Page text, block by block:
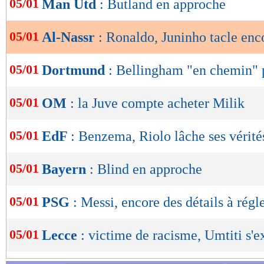
de
OK
05/01 Man Utd : Butland en approche
05/01 Al-Nassr : Ronaldo, Juninho tacle
05/01 Dortmund : Bellingham "en chemin"
05/01 OM : la Juve compte acheter Milik
05/01 EdF : Benzema, Riolo lâche ses
05/01 Bayern : Blind en approche
05/01 PSG : Messi, encore des détails à
05/01 Lecce : victime de racisme, Umtiti